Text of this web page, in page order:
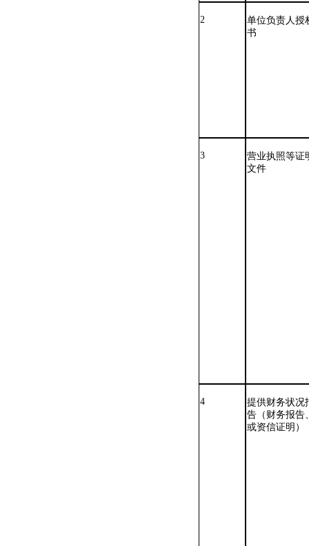
2
单位负责人授
书
3
营业执照等证
文件
4
提供财务状况
告（财务报告
或资信证明）